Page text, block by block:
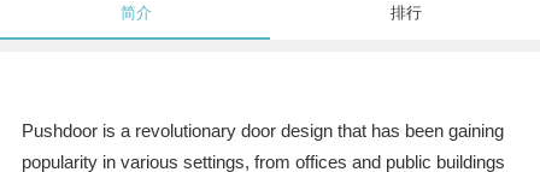
简介 排行
Pushdoor is a revolutionary door design that has been gaining
popularity in various settings, from offices and public buildings